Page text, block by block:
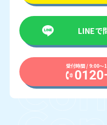
LINEで
受付時間 / 9:00〜